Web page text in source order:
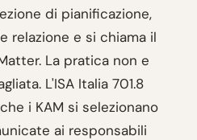
di pianificazione,
relazione e si chiama il
La pratica non e
L'ISA Italia 701.8
i KAM si selezionano
ai responsabili